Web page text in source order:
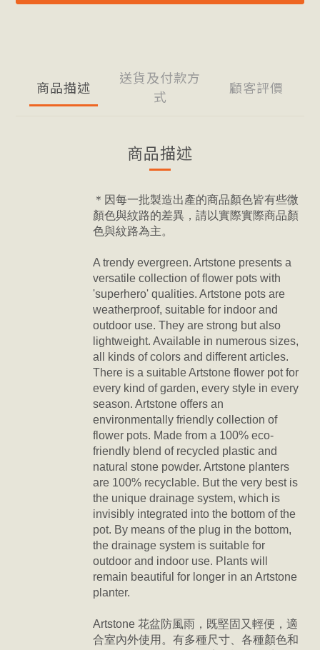
商品描述
送貨及付款方
式
顧客評價
商品描述
＊因每一批製造出產的商品顏色皆有些微
顏色與紋路的差異，請以實際實際商品顏
色與紋路為主。
A trendy evergreen. Artstone presents a
versatile collection of flower pots with
'superhero' qualities. Artstone pots are
weatherproof, suitable for indoor and
outdoor use. They are strong but also
lightweight. Available in numerous sizes,
all kinds of colors and different articles.
There is a suitable Artstone flower pot for
every kind of garden, every style in every
season. Artstone offers an
environmentally friendly collection of
flower pots. Made from a 100% eco-
friendly blend of recycled plastic and
natural stone powder. Artstone planters
are 100% recyclable. But the very best is
the unique drainage system, which is
invisibly integrated into the bottom of the
pot. By means of the plug in the bottom,
the drainage system is suitable for
outdoor and indoor use. Plants will
remain beautiful for longer in an Artstone
planter.
Artstone 花盆防風雨， 既堅固又輕便， 適
合室內外使用。有多種尺寸、各種顏色和